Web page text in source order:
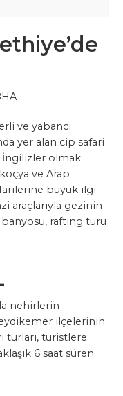
ve yabancı
yer alan cip safari
İngilizler olmak
ve Arap
büyük ilgi
araçlarıyla gezinin
banyosu, rafting turu
nehirlerin
ilçelerinin
turları, turistlere
6 saat süren